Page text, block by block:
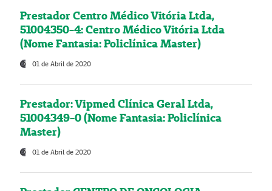
Prestador Centro Médico Vitória Ltda,
51004350-4: Centro Médico Vitória Ltda
(Nome Fantasia: Policlínica Master)
01 de Abril de 2020
Prestador: Vipmed Clínica Geral Ltda,
51004349-0 (Nome Fantasia: Policlínica
Master)
01 de Abril de 2020